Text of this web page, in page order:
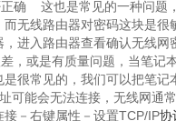
确 这也是常见的一种问题
无线路由器对密码这块是很
进入路由器查看确认无线网
或是有质量问题，当笔记
很常见的，我们可以把笔记
能会无法连接，无线网通
－右键属性－设置TCP/IP协